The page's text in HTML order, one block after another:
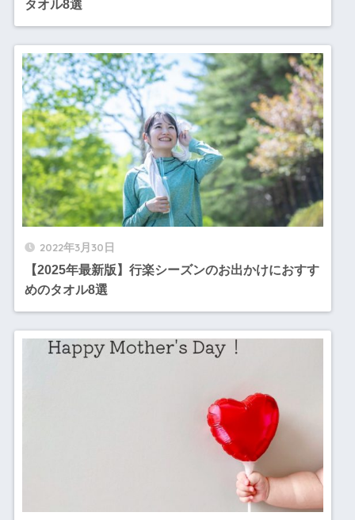
タオル8選
2022年3月30日
【2025年最新版】行楽シーズンのお出かけにおすす
めのタオル8選